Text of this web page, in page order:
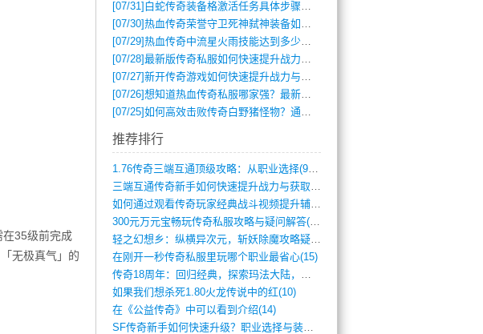
在35级前完成
无极真气」的
[07/31] 白蛇传奇装备格激活任务具体步骤是什么？如何完成？
[07/30]热血传奇荣誉守卫死神弑神装备如何获取与佩戴攻略？
[07/29]热血传奇中流星火雨技能达到多少级可以开始练装备？
[07/28]最新版传奇私服如何快速提升战力与获取稀有装备？
[07/27]新开传奇游戏如何快速提升战力与获取稀有装备？
[07/26]想知道热血传奇私服哪家强？最新排行榜攻略全解析
[07/25]如何高效击败传奇白野猪怪物？通关技巧全解析
推荐排行
1.76传奇三端互通顶级攻略：从职业选择(972)
三端互通传奇新手如何快速提升战力与获取稀(379)
如何通过观看传奇玩家经典战斗视频提升辅助(661)
300元万元宝畅玩传奇私服攻略与疑问解答(828)
轻之幻想乡：纵横异次元，斩妖除魔攻略疑云(404)
在刚开一秒传奇私服里玩哪个职业最省心(15)
传奇18周年：回归经典，探索玛法大陆，寻(798)
如果我们想杀死1.80火龙传说中的红(10)
在《公益传奇》中可以看到介绍(14)
SF传奇新手如何快速升级？职业选择与装备(711)